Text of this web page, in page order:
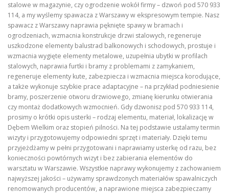
stalowe w magazynie, czy ogrodzenie wokół firmy – dzwoń pod 570 933
114, a my wyślemy spawacza z Warszawy w ekspresowym tempie. Nasz
spawacz z Warszawy naprawia pęknięte spawy w bramach i
ogrodzeniach, wzmacnia konstrukcje drzwi stalowych, regeneruje
uszkodzone elementy balustrad balkonowych i schodowych, prostuje i
wzmacnia wygięte elementy metalowe, uzupełnia ubytki w profilach
stalowych, naprawia furtki i bramy z problemami z zamykaniem,
regeneruje elementy kute, zabezpiecza i wzmacnia miejsca korodujące,
a także wykonuje szybkie prace adaptacyjne – na przykład podniesienie
bramy, poszerzenie otworu drzwiowego, zmianę kierunku otwierania
czy montaż dodatkowych wzmocnień. Gdy dzwonisz pod 570 933 114,
prosimy o krótki opis usterki – rodzaj elementu, materiał, lokalizację w
Dębem Wielkim oraz stopień pilności. Na tej podstawie ustalamy termin
wizyty i przygotowujemy odpowiedni sprzęt i materiały. Dzięki temu
przyjeżdżamy w pełni przygotowani i naprawiamy usterkę od razu, bez
konieczności powtórnych wizyt i bez zabierania elementów do
warsztatu w Warszawie. Wszystkie naprawy wykonujemy z zachowaniem
najwyższej jakości – używamy sprawdzonych materiałów spawalniczych
renomowanych producentów, a naprawione miejsca zabezpieczamy